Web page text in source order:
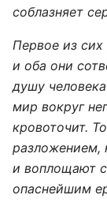
соблазняет
Первое из
и оба они
душу
мир вокруг
кровоточит.
разложением,
и воплощают
опаснейшим